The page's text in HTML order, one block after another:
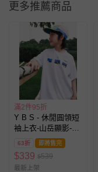
更多推薦商品
滿2件95折
Y B S - 休閒圓領短
袖上衣-山岳顯影-白
63折 即將售完
$339 $539
最新上架